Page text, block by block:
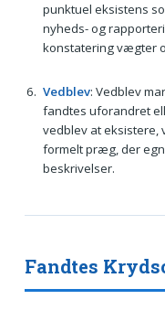
punktuel eksistens
nyheds- og
konstatering vægter
Vedblev: Vedblev
fandtes uforandret
vedblev at eksistere,
formelt præg, der
beskrivelser.
Fandtes